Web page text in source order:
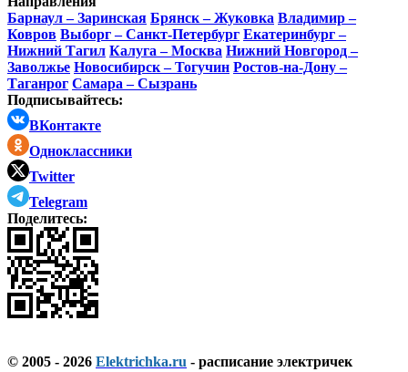
Барнаул – Заринская Брянск – Жуковка Владимир –
Ковров Выборг – Санкт-Петербург Екатеринбург –
Нижний Тагил Калуга – Москва Нижний Новгород –
Заволжье Новосибирск – Тогучин Ростов-на-Дону –
Таганрог Самара – Сызрань
Подписывайтесь:
ВКонтакте
Одноклассники
Twitter
Telegram
Поделитесь:
© 2005 - 2026 Elektrichka.ru - расписание электричек